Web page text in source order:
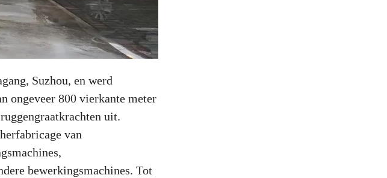
Suzhou, en werd
ongeveer 800 vierkante meter
uit.
van
bewerkingsmachines. Tot